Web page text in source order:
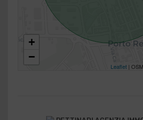
+
−
Leaflet |